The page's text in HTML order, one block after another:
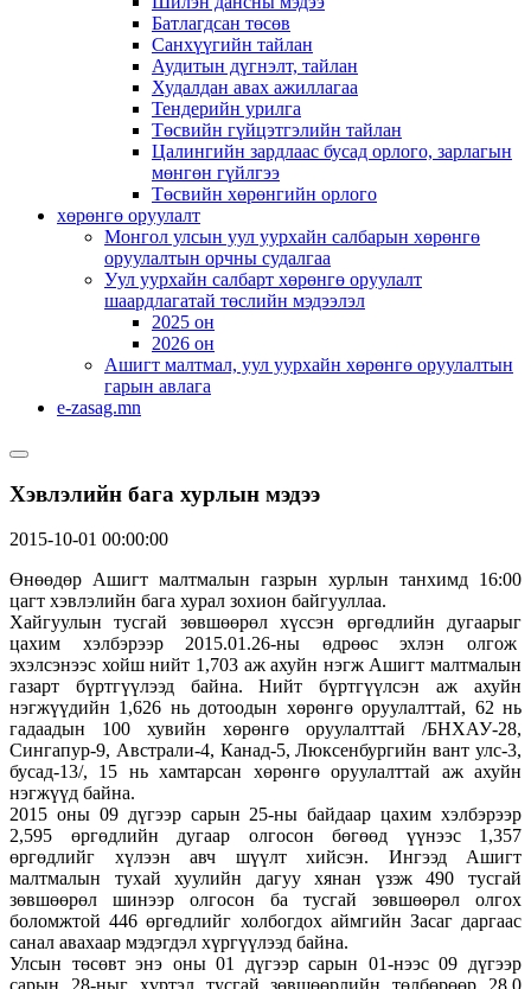
Батлагдсан төсөв
Санхүүгийн тайлан
Аудитын дүгнэлт, тайлан
Худалдан авах ажиллагаа
Тендерийн урилга
Төсвийн гүйцэтгэлийн тайлан
Цалингийн зардлаас бусад орлого, зарлагын
мөнгөн гүйлгээ
Төсвийн хөрөнгийн орлого
хөрөнгө оруулалт
Монгол улсын уул уурхайн салбарын хөрөнгө
оруулалтын орчны судалгаа
Уул уурхайн салбарт хөрөнгө оруулалт
шаардлагатай төслийн мэдээлэл
2025 он
2026 он
Ашигт малтмал, уул уурхайн хөрөнгө оруулалтын
гарын авлага
e-zasag.mn
Хэвлэлийн бага хурлын мэдээ
2015-10-01 00:00:00
Өнөөдөр Ашигт малтмалын газрын хурлын танхимд 16:00
цагт хэвлэлийн бага хурал зохион байгууллаа.
Хайгуулын тусгай зөвшөөрөл хүссэн өргөдлийн дугаарыг
цахим хэлбэрээр 2015.01.26-ны өдрөөс эхлэн олгож
эхэлсэнээс хойш нийт 1,703 аж ахуйн нэгж Ашигт малтмалын
газарт бүртгүүлээд байна. Нийт бүртгүүлсэн аж ахуйн
нэгжүүдийн 1,626 нь дотоодын хөрөнгө оруулалттай, 62 нь
гадаадын 100 хувийн хөрөнгө оруулалттай /БНХАУ-28,
Сингапур-9, Австрали-4, Канад-5, Люксенбургийн вант улс-3,
бусад-13/, 15 нь хамтарсан хөрөнгө оруулалттай аж ахуйн
нэгжүүд байна.
2015 оны 09 дүгээр сарын 25-ны байдаар цахим хэлбэрээр
2,595 өргөдлийн дугаар олгосон бөгөөд үүнээс 1,357
өргөдлийг хүлээн авч шүүлт хийсэн. Ингээд Ашигт
малтмалын тухай хуулийн дагуу хянан үзэж 490 тусгай
зөвшөөрөл шинээр олгосон ба тусгай зөвшөөрөл олгох
боломжтой 446 өргөдлийг холбогдох аймгийн Засаг даргаас
санал авахаар мэдэгдэл хүргүүлээд байна.
Улсын төсөвт энэ оны 01 дүгээр сарын 01-нээс 09 дүгээр